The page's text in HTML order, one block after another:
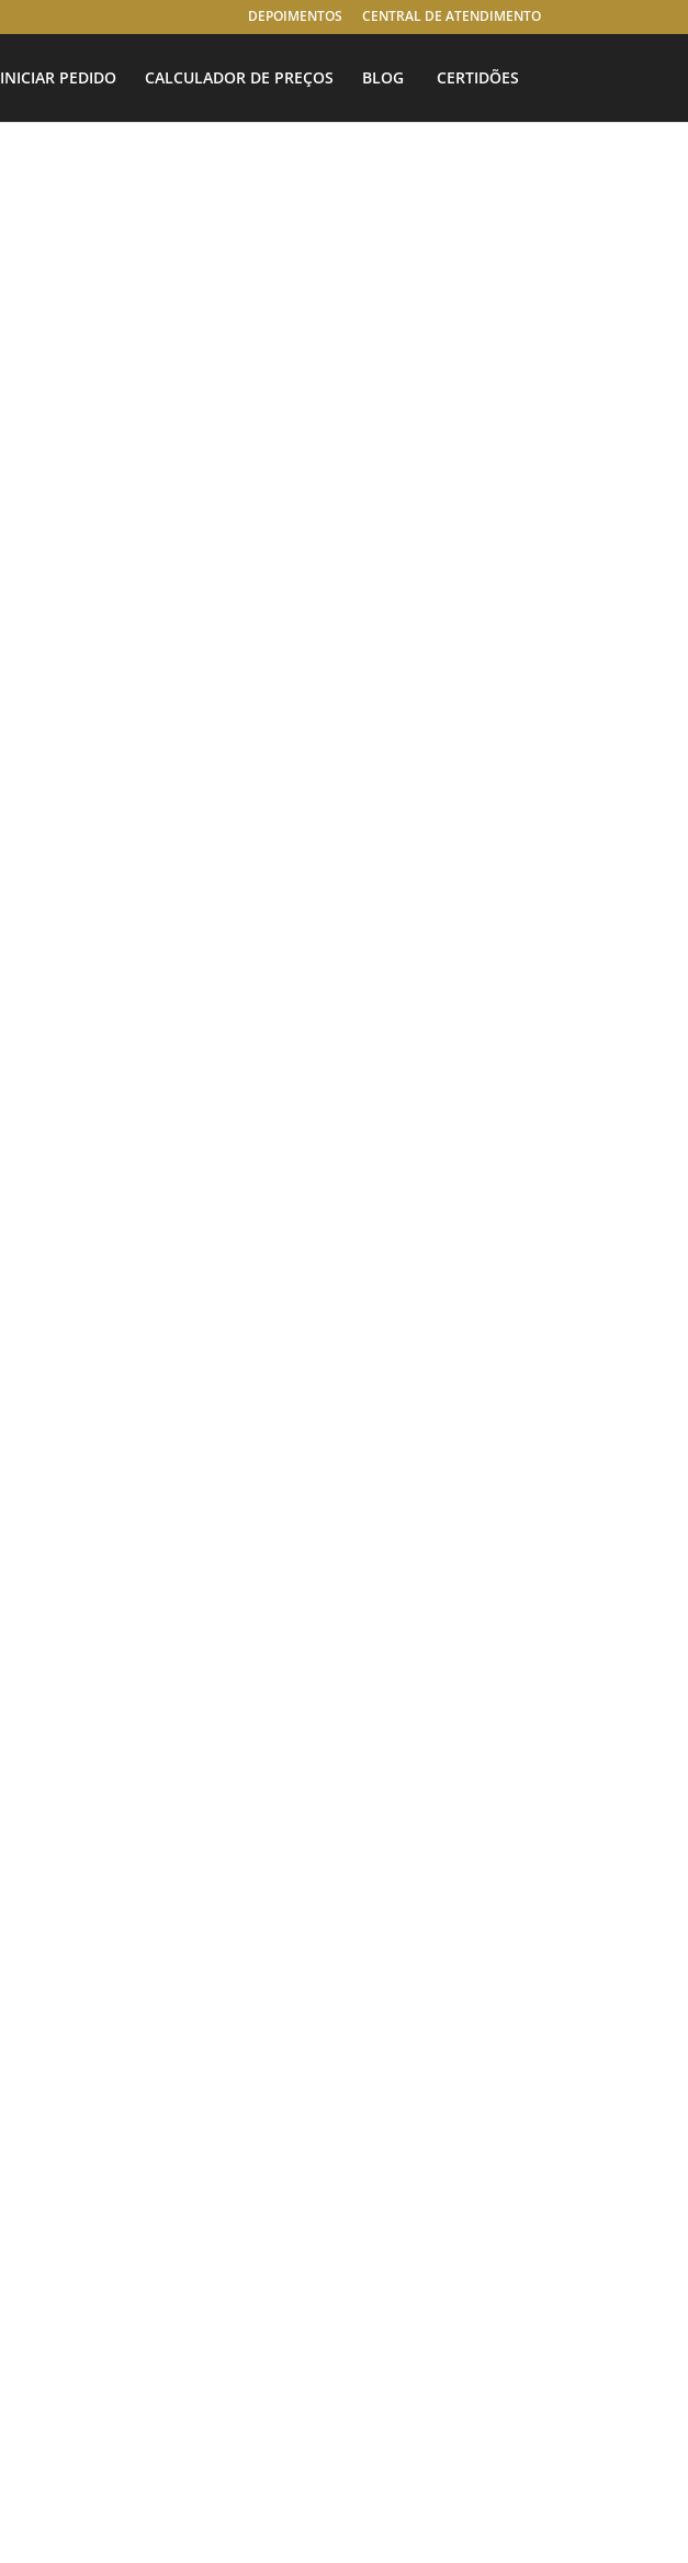
DEPOIMENTOS CENTRAL DE ATENDIMENTO
INICIAR PEDIDO CALCULADOR DE PREÇOS BLOG CERTIDÕES